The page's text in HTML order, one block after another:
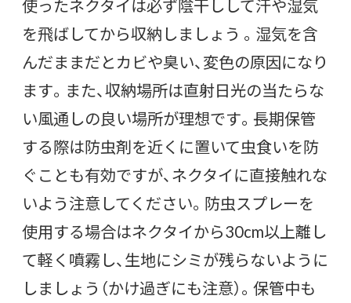
使ったネクタイは必ず陰干しして汗や湿気
を飛ばしてから収納しましょう 。湿気を含
んだままだとカビや臭い、変色の原因になり
ます。また、収納場所は直射日光の当たらな
い風通しの良い場所が理想です。長期保管
する際は防虫剤を近くに置いて虫食いを防
ぐことも有効ですが、ネクタイに直接触れな
いよう注意してください。防虫スプレーを
使用する場合はネクタイから30cm以上離し
て軽く噴霧し、生地にシミが残らないように
しましょう（かけ過ぎにも注意）。保管中も